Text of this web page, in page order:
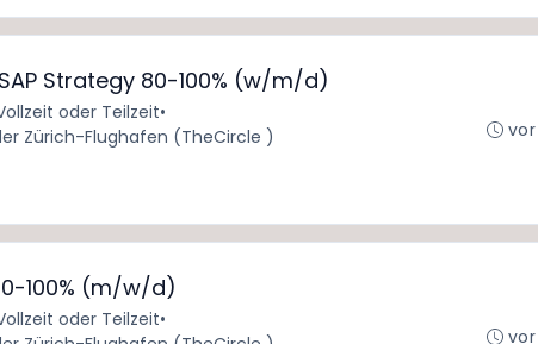
Strategy 80-100% (w/m/d)
oder Teilzeit•
Zürich-Flughafen (TheCircle )
vor
100% (m/w/d)
oder Teilzeit•
vor